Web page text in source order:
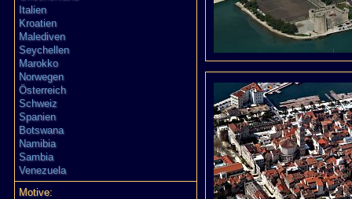
Italien
Kroatien
Malediven
Seychellen
Marokko
Norwegen
Österreich
Schweiz
Spanien
Botswana
Namibia
Sambia
Venezuela
Motive: